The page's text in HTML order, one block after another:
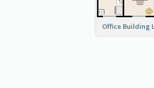
Office Building